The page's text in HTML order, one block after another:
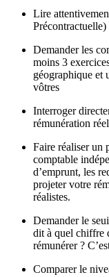
Lire
Demander les
moins 3
géographique et
vôtres
Interroger
rémunération
Faire réaliser un
comptable
d’emprunt, les
projeter votre
réalistes.
Demander le
dit à quel chiffre
rémunérer ?
Comparer le